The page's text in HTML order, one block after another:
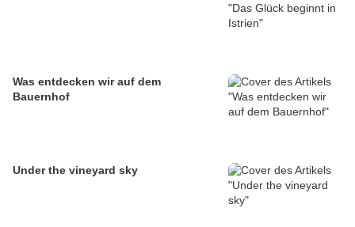
Was entdecken wir auf dem
Bauernhof
Under the vineyard sky